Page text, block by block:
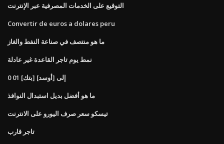
التوقيع على الخدمات المصرفية عبر الإنترنت
Convertir de euros a dolares peru
ما هو منتصف في صناعة النفط والغاز
نمط يوم تاجر القاعدة غير عادلة
0 01 [بتك] إلى [أوسد]
ما هو أفضل بديل استبدال النوافذ
تيسكو سعر صرف اليورو على الانترنت
تاجر قارب